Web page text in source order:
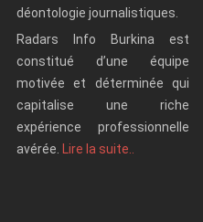
déontologie journalistiques.
Radars Info Burkina est
constitué d’une équipe
motivée et déterminée qui
capitalise une riche
expérience professionnelle
avérée.
Lire la suite..